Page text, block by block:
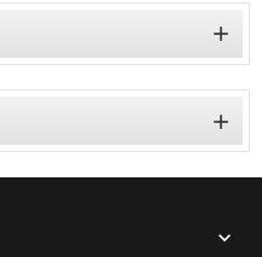


